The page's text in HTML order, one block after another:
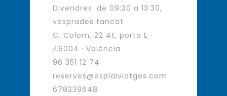
Divendres: de 09:30 a 13:30,
vesprades tancat
C. Colom, 22 4t, porta E ·
46004 · València
96 351 12 74
reserves@esplaiviatges.com
678339648